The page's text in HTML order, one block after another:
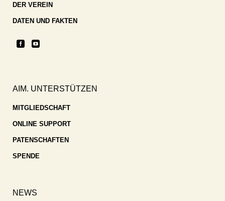
DER VEREIN
DATEN UND FAKTEN
AIM. UNTERSTÜTZEN
MITGLIEDSCHAFT
ONLINE SUPPORT
PATENSCHAFTEN
SPENDE
NEWS